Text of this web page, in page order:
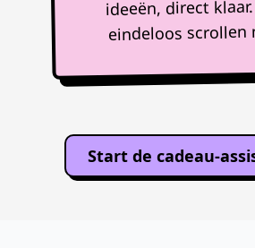
ideeën, direct
eindeloos scrollen
Start de cadeau-